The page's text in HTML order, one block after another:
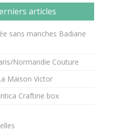
articles
sans manches Badiane
Normandie Couture
Maison Victor
Craftine box